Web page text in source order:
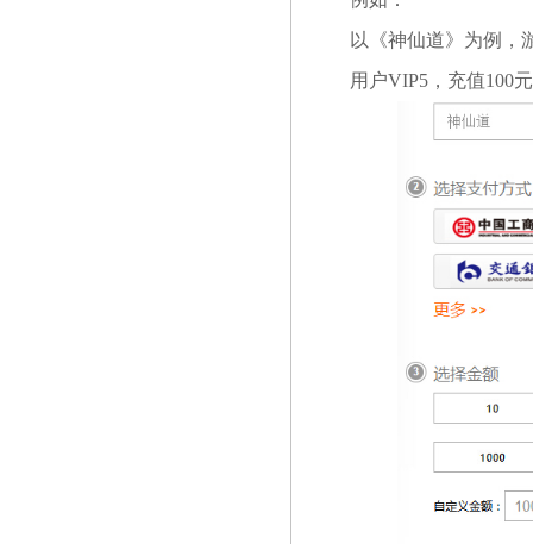
以《神仙道》为例，
用户VIP5，充值100